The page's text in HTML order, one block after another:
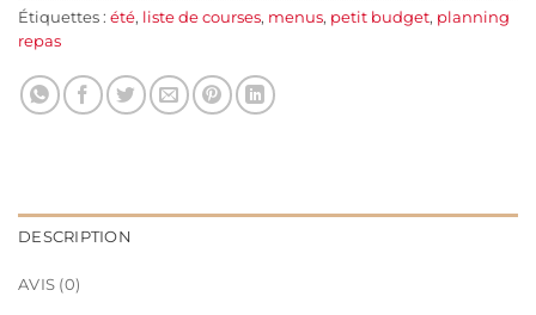
Étiquettes : été, liste de courses, menus, petit budget, planning
repas
DESCRIPTION
AVIS (0)